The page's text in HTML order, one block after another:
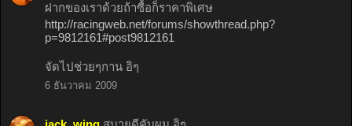
ฝากของเราด้วยถ้าซื้อก็ราคาพิเศษ
http://racingweb.net/forums/showthread.php?
p=9812161#post9812161
จัดไปช่วยๆกาน อิๆ
6 ธันวาคม 2009